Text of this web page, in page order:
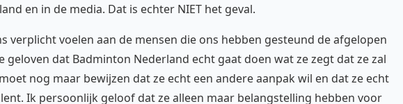
en in de media. Dat is echter NIET het geval.
verplicht voelen aan de mensen die ons hebben gesteund de afgelopen
geloven dat Badminton Nederland echt gaat doen wat ze zegt dat ze zal
nog maar bewijzen dat ze echt een andere aanpak wil en dat ze echt
Ik persoonlijk geloof dat ze alleen maar belangstelling hebben voor